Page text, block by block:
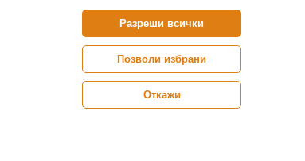
онлайн аптека и част от аптеки
повече от 30 години се грижат за здравето на
ePharm е лицензирана онлайн аптека от
Изпълнителна Агенция по Лекарствата
Разреши всички
Позволи избрани
Откажи